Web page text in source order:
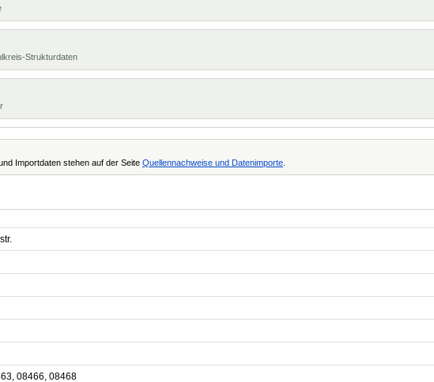
Strukturdaten
Importdaten stehen auf der Seite Quellennachweise und Datenimporte
08466, 08468